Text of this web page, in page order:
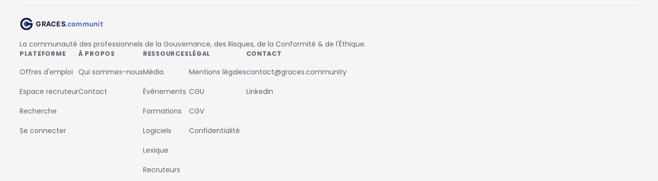
La communauté des professionnels de la Gouvernance, des Risques, de la Conformité & de l'Éthique.
PLATEFORME
Offres d'emploi
Espace recruteur
Recherche
Se connecter
À PROPOS
Qui sommes-nous
Contact
RESSOURCES
Média
Événements
Formations
Logiciels
Lexique
Recruteurs
LÉGAL
Mentions légales
CGU
CGV
Confidentialité
CONTACT
contact@graces.community
LinkedIn